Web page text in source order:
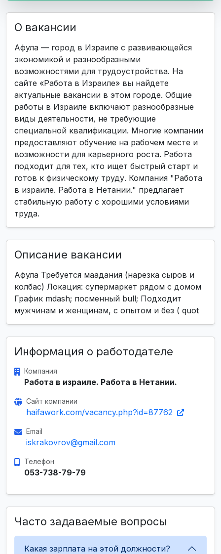
О вакансии
Афула — город в Израиле с развивающейся
экономикой и разнообразными
возможностями для трудоустройства. На
сайте «Работа в Израиле» вы найдете
актуальные вакансии в этом городе. Общие
работы в Израиле включают разнообразные
виды деятельности, не требующие
специальной квалификации. Многие компании
предоставляют обучение на рабочем месте и
возможности для карьерного роста. Работа
подходит для тех, кто ищет быстрый старт и
готов к физическому труду. Компания "Работа
в израиле. Работа в Нетании." предлагает
стабильную работу с хорошими условиями
труда.
Описание вакансии
Афула Требуется маадания (нарезка сыров и
колбас) Локация: супермаркет рядом с домом
График mdash; посменный bull; Подходит
мужчинам и женщинам, с опытом и без ( quot
Информация о работодателе
Компания
Работа в израиле. Работа в Нетании.
Сайт компании
haifawork.com/vacancy.php?id=87762
Email
iskrakovrov@gmail.com
Телефон
053-738-79-79
Часто задаваемые вопросы
Какая зарплата на этой должности?